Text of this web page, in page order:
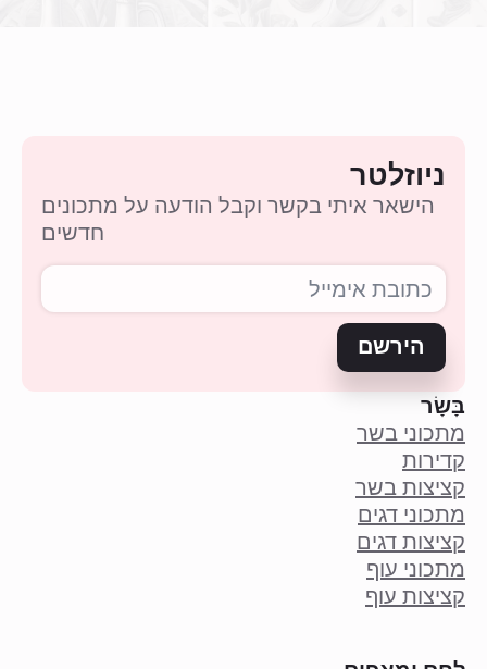
ניוזלטר
הישאר איתי בקשר וקבל הודעה על מתכונים
חדשים
הירשם
בָּשָׂר
מתכוני בשר
קדירות
קציצות בשר
מתכוני דגים
קציצות דגים
מתכוני עוף
קציצות עוף